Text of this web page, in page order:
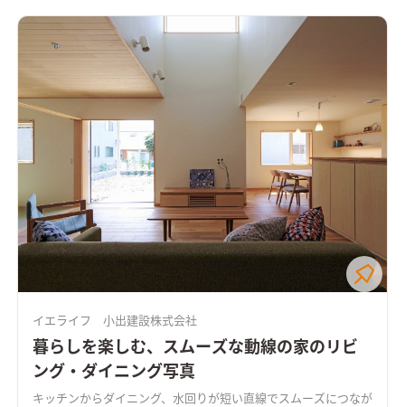
イエライフ 小出建設株式会社
暮らしを楽しむ、スムーズな動線の家のリビ
ング・ダイニング写真
キッチンからダイニング、水回りが短い直線でスムーズにつなが